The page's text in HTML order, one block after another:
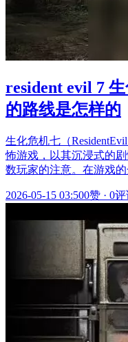
resident evil 7
的路线是怎样的
生化危机七（
怖游戏，以其沉浸式的
数玩家的注意。在游戏
2026-05-15 03:500赞 · 0